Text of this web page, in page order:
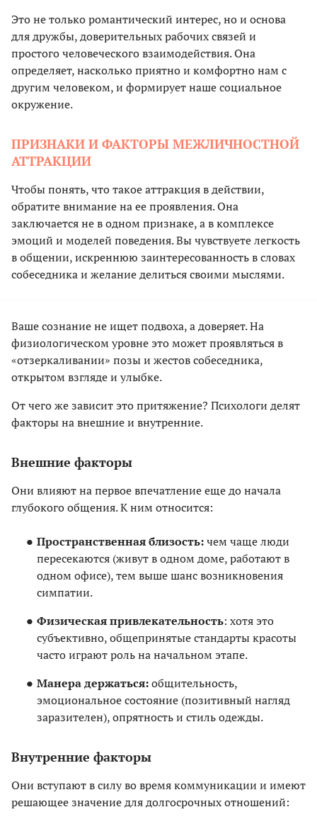
Это не только романтический интерес, но и основа
для дружбы, доверительных рабочих связей и
простого человеческого взаимодействия. Она
определяет, насколько приятно и комфортно нам с
другим человеком, и формирует наше социальное
окружение.
ПРИЗНАКИ И ФАКТОРЫ МЕЖЛИЧНОСТНОЙ
АТТРАКЦИИ
Чтобы понять, что такое аттракция в действии,
обратите внимание на ее проявления. Она
заключается не в одном признаке, а в комплексе
эмоций и моделей поведения. Вы чувствуете легкость
в общении, искреннюю заинтересованность в словах
собеседника и желание делиться своими мыслями.
Ваше сознание не ищет подвоха, а доверяет. На
физиологическом уровне это может проявляться в
«отзеркаливании» позы и жестов собеседника,
открытом взгляде и улыбке.
От чего же зависит это притяжение? Психологи делят
факторы на внешние и внутренние.
Внешние факторы
Они влияют на первое впечатление еще до начала
глубокого общения. К ним относится:
Пространственная близость:чем чаще люди
пересекаются (живут в одном доме, работают в
одном офисе), тем выше шанс возникновения
симпатии.
Физическая привлекательность: хотя это
субъективно, общепринятые стандарты красоты
часто играют роль на начальном этапе.
Манера держаться:общительность,
эмоциональное состояние (позитивный нагляд
заразителен), опрятность и стиль одежды.
Внутренние факторы
Они вступают в силу во время коммуникации и имеют
решающее значение для долгосрочных отношений: